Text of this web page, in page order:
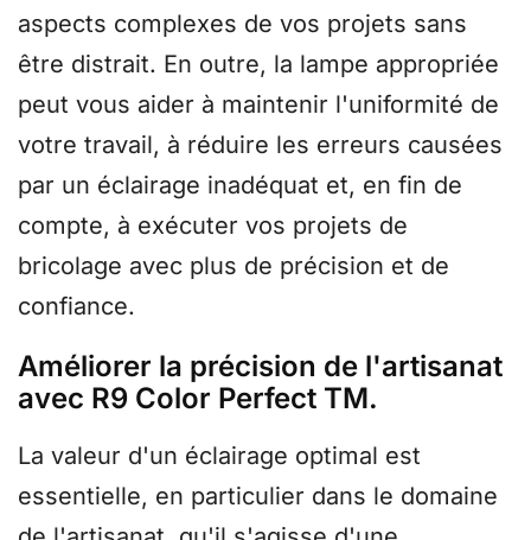
aspects complexes de vos projets sans
être distrait. En outre, la lampe appropriée
peut vous aider à maintenir l'uniformité de
votre travail, à réduire les erreurs causées
par un éclairage inadéquat et, en fin de
compte, à exécuter vos projets de
bricolage avec plus de précision et de
confiance.
Améliorer la précision de l'artisanat
avec R9 Color Perfect TM.
La valeur d'un éclairage optimal est
essentielle, en particulier dans le domaine